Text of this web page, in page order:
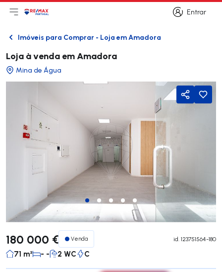
Entrar
Entrar
Abri menu principal
LogoIr para página inicial
VoltarImóveis para Comprar - Loja em Amadora
Loja à venda em Amadora
Mina de Água
Partilhar
180 000 € Venda id. 123751564-180
71 m² - - 2 WC C